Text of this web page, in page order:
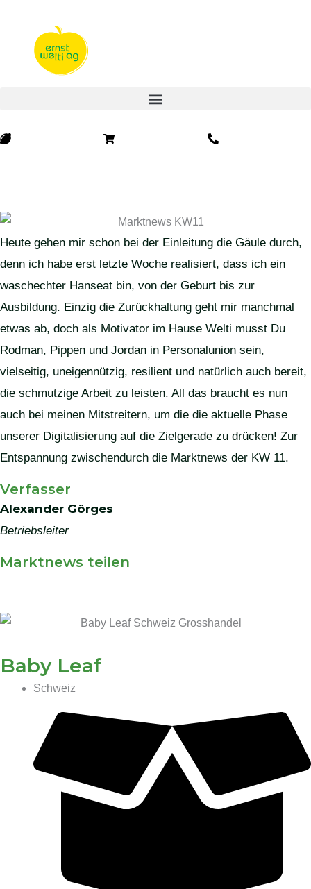
springen
Lemon
Shopping-
cart
Phone-
alt
Heute gehen mir schon bei der Einleitung die Gäule durch,
denn ich habe erst letzte Woche realisiert, dass ich ein
waschechter Hanseat bin, von der Geburt bis zur
Ausbildung. Einzig die Zurückhaltung geht mir manchmal
etwas ab, doch als Motivator im Hause Welti musst Du
Rodman, Pippen und Jordan in Personalunion sein,
vielseitig, uneigennützig, resilient und natürlich auch bereit,
die schmutzige Arbeit zu leisten. All das braucht es nun
auch bei meinen Mitstreitern, um die die aktuelle Phase
unserer Digitalisierung auf die Zielgerade zu drücken! Zur
Entspannung zwischendurch die Marktnews der KW 11.
Verfasser
Alexander Görges
Betriebsleiter
Marktnews teilen
Baby Leaf
Schweiz